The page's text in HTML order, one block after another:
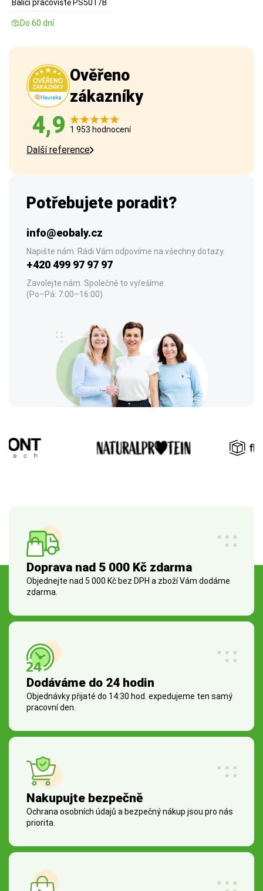
Balicí pracoviště PS50T/B
Do 60 dní
Ověřeno
zákazníky
4,9 1 953 hodnocení
Další reference
Potřebujete poradit?
info@eobaly.cz
Napište nám. Rádi Vám odpovíme na všechny dotazy.
+420 499 97 97 97
Zavolejte nám. Společně to vyřešíme.
(Po–Pá: 7:00–16:00)
Doprava nad 5 000 Kč zdarma
Objednejte nad 5 000 Kč bez DPH a zboží Vám dodáme
zdarma.
Dodáváme do 24 hodin
Objednávky přijaté do 14:30 hod. expedujeme ten samý
pracovní den.
Nakupujte bezpečně
Ochrana osobních údajů a bezpečný nákup jsou pro nás
priorita.